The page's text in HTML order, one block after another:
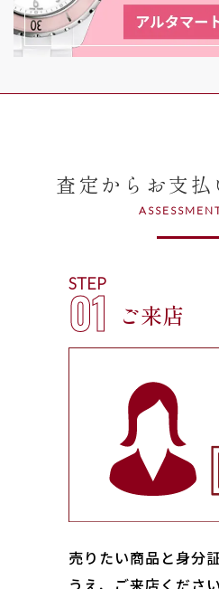
査定からお支
STEP
01 ご来店
売りたい商品と身分
うえ、ご来店くださ